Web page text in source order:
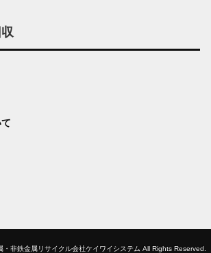
非鉄金属リサイクル会社ケイワイシステム All Rights Reserved.